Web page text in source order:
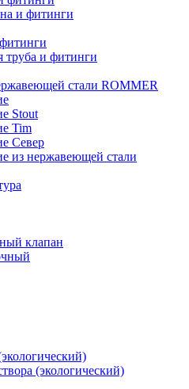
и фитинги
труба и фитинги
стали ROMMER
Stout
Tim
Север
из нержавеющей стали
клапан
(экологический)